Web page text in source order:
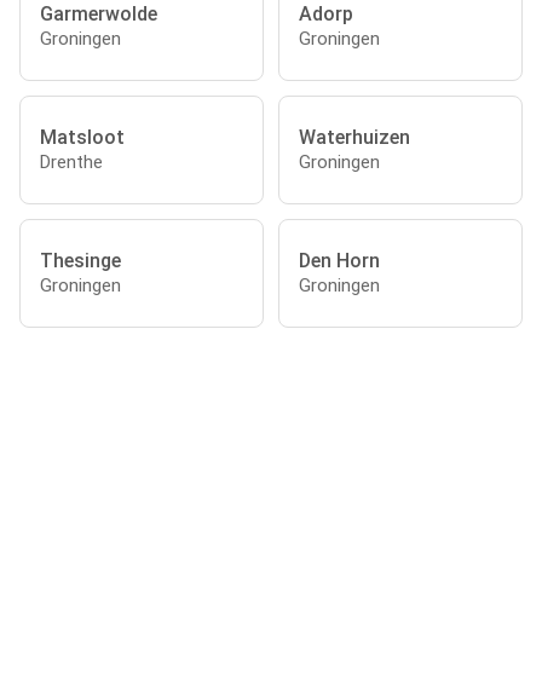
Garmerwolde
Groningen
Adorp
Groningen
Matsloot
Drenthe
Waterhuizen
Groningen
Thesinge
Groningen
Den Horn
Groningen